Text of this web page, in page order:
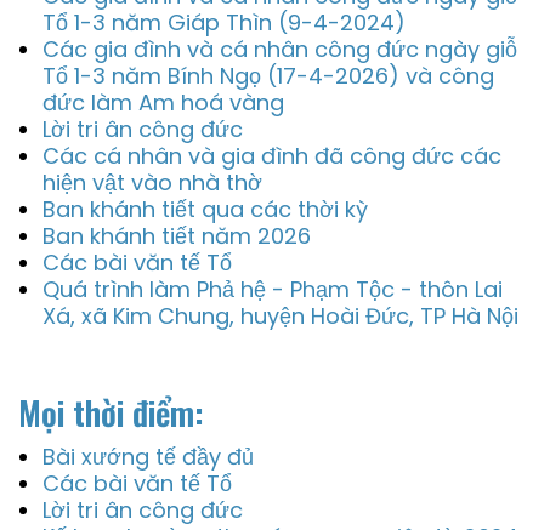
Tổ 1-3 năm Giáp Thìn (9-4-2024)
Các gia đình và cá nhân công đức ngày giỗ
Tổ 1-3 năm Bính Ngọ (17-4-2026) và công
đức làm Am hoá vàng
Lời tri ân công đức
Các cá nhân và gia đình đã công đức các
hiện vật vào nhà thờ
Ban khánh tiết qua các thời kỳ
Ban khánh tiết năm 2026
Các bài văn tế Tổ
Quá trình làm Phả hệ - Phạm Tộc - thôn Lai
Xá, xã Kim Chung, huyện Hoài Đức, TP Hà Nội
Mọi thời điểm:
Bài xướng tế đầy đủ
Các bài văn tế Tổ
Lời tri ân công đức